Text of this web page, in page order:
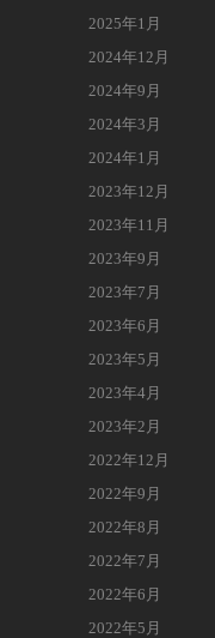
2025年1月
2024年12月
2024年9月
2024年3月
2024年1月
2023年12月
2023年11月
2023年9月
2023年7月
2023年6月
2023年5月
2023年4月
2023年2月
2022年12月
2022年9月
2022年8月
2022年7月
2022年6月
2022年5月